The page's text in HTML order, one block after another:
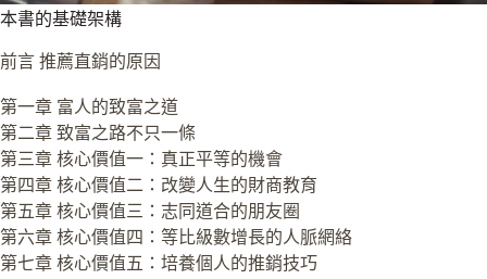
本書的基礎架構
前言 推薦直銷的原因
第一章 富人的致富之道
第二章 致富之路不只一條
第三章 核心價值一：真正平等的機會
第四章 核心價值二：改變人生的財商教育
第五章 核心價值三：志同道合的朋友圈
第六章 核心價值四：等比級數增長的人脈網絡
第七章 核心價值五：培養個人的推銷技巧